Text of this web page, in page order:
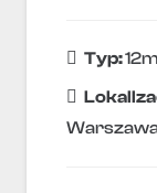
Typ: